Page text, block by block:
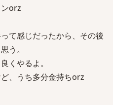
orz
て感じだったから、その後
う。
くやるよ。
、うち多分金持ちorz